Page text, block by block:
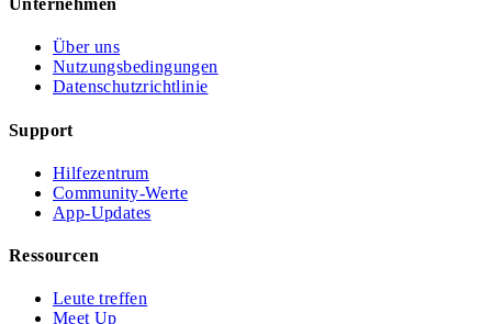
Unternehmen
Über uns
Nutzungsbedingungen
Datenschutzrichtlinie
Support
Hilfezentrum
Community-Werte
App-Updates
Ressourcen
Leute treffen
Meet Up